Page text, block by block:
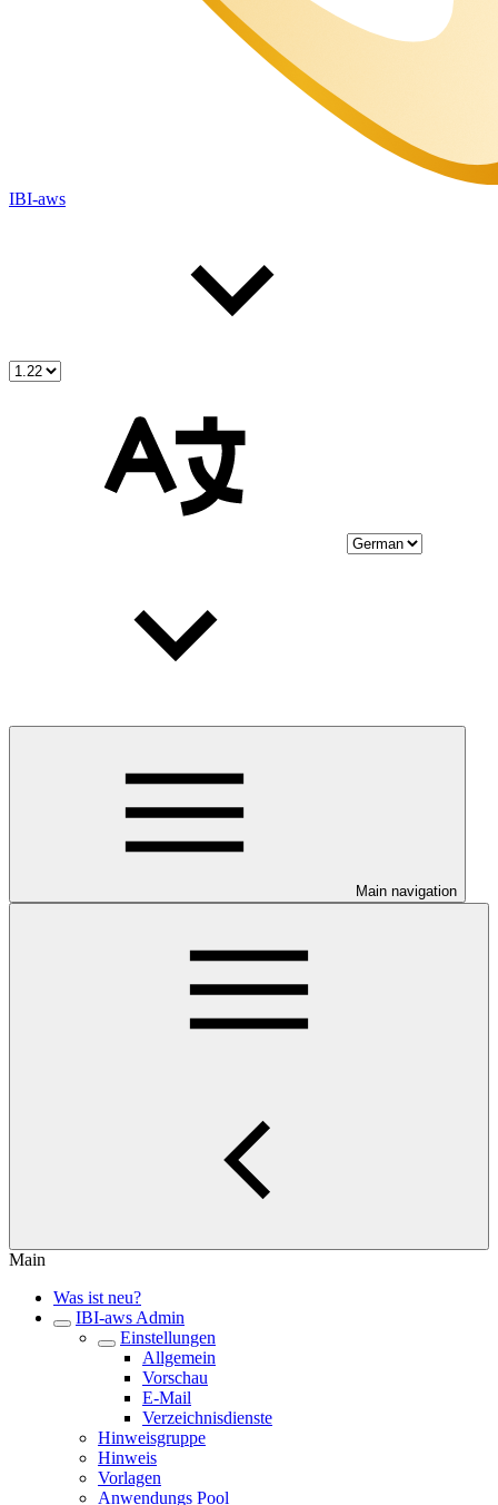
IBI-aws
Main navigation
Main
Was ist neu?
IBI-aws Admin
Einstellungen
Allgemein
Vorschau
E-Mail
Verzeichnisdienste
Hinweisgruppe
Hinweis
Vorlagen
Anwendungs Pool